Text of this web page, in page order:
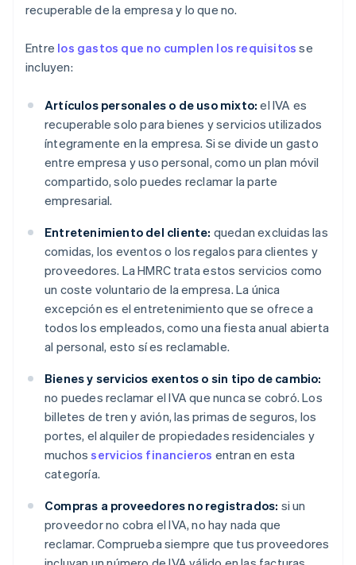
recuperable de la empresa y lo que no.
Entre los gastos que no cumplen los requisitos se
incluyen:
Artículos personales o de uso mixto: el IVA es
recuperable solo para bienes y servicios utilizados
íntegramente en la empresa. Si se divide un gasto
entre empresa y uso personal, como un plan móvil
compartido, solo puedes reclamar la parte
empresarial.
Entretenimiento del cliente: quedan excluidas las
comidas, los eventos o los regalos para clientes y
proveedores. La HMRC trata estos servicios como
un coste voluntario de la empresa. La única
excepción es el entretenimiento que se ofrece a
todos los empleados, como una fiesta anual abierta
al personal, esto sí es reclamable.
Bienes y servicios exentos o sin tipo de cambio:
no puedes reclamar el IVA que nunca se cobró. Los
billetes de tren y avión, las primas de seguros, los
portes, el alquiler de propiedades residenciales y
muchosservicios financieros entran en esta
categoría.
Compras a proveedores no registrados: si un
proveedor no cobra el IVA, no hay nada que
reclamar. Comprueba siempre que tus proveedores